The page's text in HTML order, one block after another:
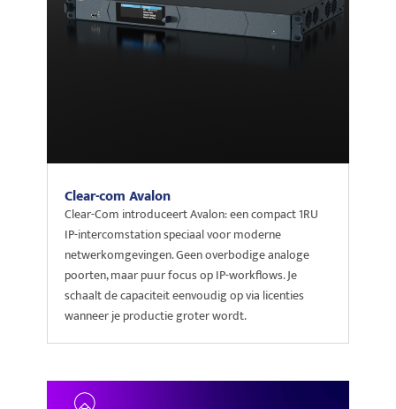
Clear-com Avalon
Clear-Com introduceert Avalon: een compact 1RU
IP-intercomstation speciaal voor moderne
netwerkomgevingen. Geen overbodige analoge
poorten, maar puur focus op IP-workflows. Je
schaalt de capaciteit eenvoudig op via licenties
wanneer je productie groter wordt.